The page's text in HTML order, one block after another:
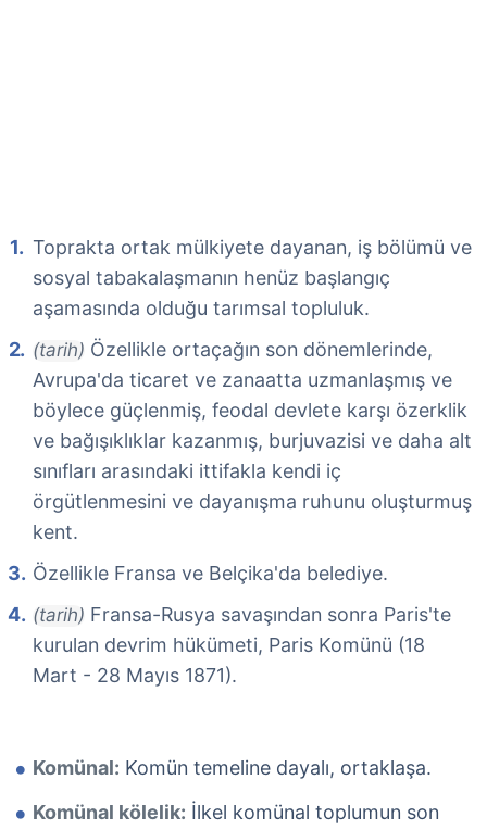
Toprakta ortak mülkiyete dayanan, iş bölümü ve
sosyal tabakalaşmanın henüz başlangıç
aşamasında olduğu tarımsal topluluk.
(tarih) Özellikle ortaçağın son dönemlerinde,
Avrupa'da ticaret ve zanaatta uzmanlaşmış ve
böylece güçlenmiş, feodal devlete karşı özerklik
ve bağışıklıklar kazanmış, burjuvazisi ve daha alt
sınıfları arasındaki ittifakla kendi iç
örgütlenmesini ve dayanışma ruhunu oluşturmuş
kent.
Özellikle Fransa ve Belçika'da belediye.
(tarih) Fransa-Rusya savaşından sonra Paris'te
kurulan devrim hükümeti, Paris Komünü (18
Mart - 28 Mayıs 1871).
Komünal: Komün temeline dayalı, ortaklaşa.
Komünal kölelik: İlkel komünal toplumun son